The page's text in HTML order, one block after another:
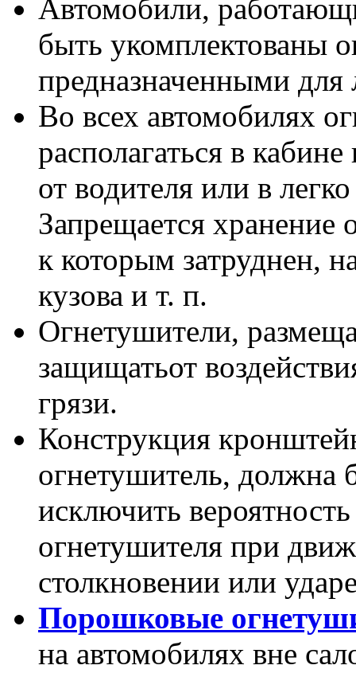
Автомобили,
быть укомплектованы
предназначенными
Во всех автомобилях
располагаться в
от водителя или в
Запрещается хранение
к которым затруднен,
кузова и т. п.
Огнетушители,
защищатьот
грязи.
Конструкция
огнетушитель, должна
исключить
огнетушителя при
столкновении или
Порошковые
на автомобилях вне